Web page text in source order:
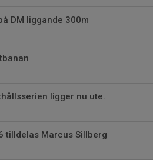
DM liggande 300m
ligger nu ute.
tilldelas Marcus Sillberg